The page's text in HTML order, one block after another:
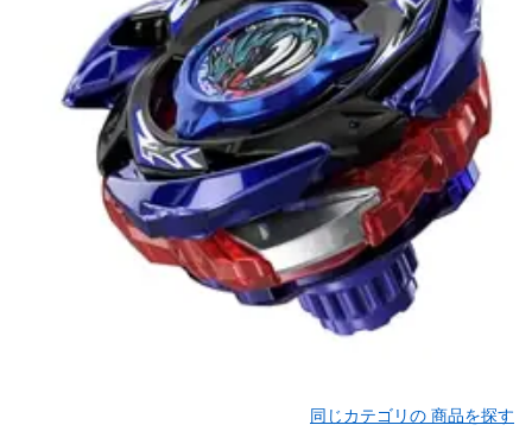
同じカテゴリの 商品を探す